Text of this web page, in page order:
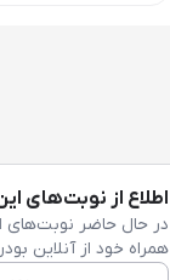
اطلاع از نوبت‌های
در حال حاضر نوبت‌های
همراه خود از آنلاین